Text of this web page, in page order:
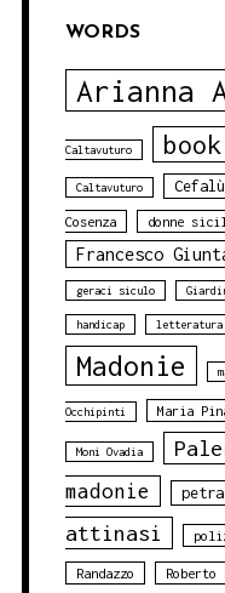
WORDS
Arianna
Caltavuturo
Caltavuturo Cefalù
Cosenza donne
Francesco
geraci siculo
handicap letteratura
Madonie
Occhipinti Maria
Moni Ovadia
madonie
attinasi
Randazzo